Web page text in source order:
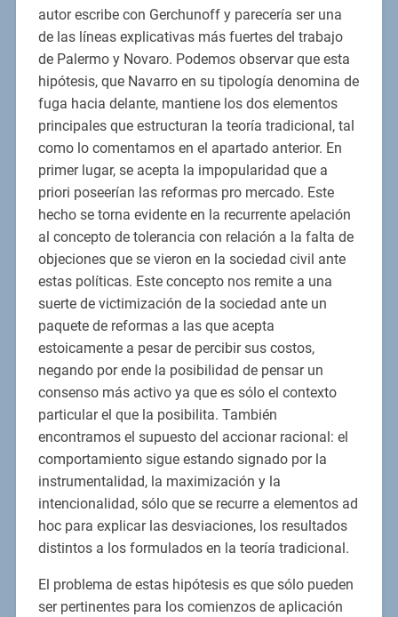
autor escribe con Gerchunoff y parecería ser una
de las líneas explicativas más fuertes del trabajo
de Palermo y Novaro. Podemos observar que esta
hipótesis, que Navarro en su tipología denomina de
fuga hacia delante, mantiene los dos elementos
principales que estructuran la teoría tradicional, tal
como lo comentamos en el apartado anterior. En
primer lugar, se acepta la impopularidad que a
priori poseerían las reformas pro mercado. Este
hecho se torna evidente en la recurrente apelación
al concepto de tolerancia con relación a la falta de
objeciones que se vieron en la sociedad civil ante
estas políticas. Este concepto nos remite a una
suerte de victimización de la sociedad ante un
paquete de reformas a las que acepta
estoicamente a pesar de percibir sus costos,
negando por ende la posibilidad de pensar un
consenso más activo ya que es sólo el contexto
particular el que la posibilita. También
encontramos el supuesto del accionar racional: el
comportamiento sigue estando signado por la
instrumentalidad, la maximización y la
intencionalidad, sólo que se recurre a elementos ad
hoc para explicar las desviaciones, los resultados
distintos a los formulados en la teoría tradicional.
El problema de estas hipótesis es que sólo pueden
ser pertinentes para los comienzos de aplicación